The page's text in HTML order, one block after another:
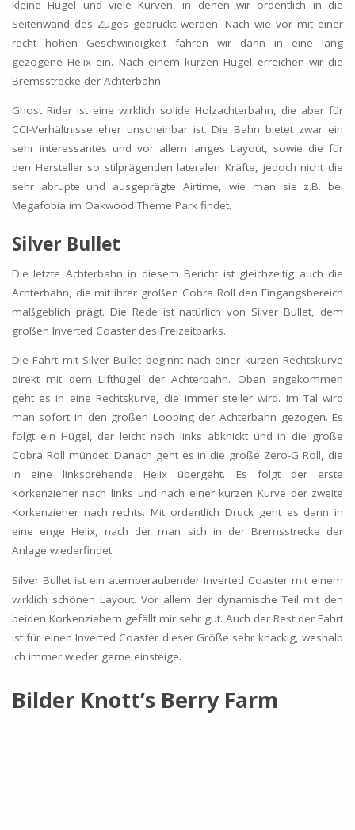
kleine Hügel und viele Kurven, in denen wir ordentlich in die
Seitenwand des Zuges gedrückt werden. Nach wie vor mit einer
recht hohen Geschwindigkeit fahren wir dann in eine lang
gezogene Helix ein. Nach einem kurzen Hügel erreichen wir die
Bremsstrecke der Achterbahn.
Ghost Rider ist eine wirklich solide Holzachterbahn, die aber für
CCI-Verhältnisse eher unscheinbar ist. Die Bahn bietet zwar ein
sehr interessantes und vor allem langes Layout, sowie die für
den Hersteller so stilprägenden lateralen Kräfte, jedoch nicht die
sehr abrupte und ausgeprägte Airtime, wie man sie z.B. bei
Megafobia im Oakwood Theme Park findet.
Silver Bullet
Die letzte Achterbahn in diesem Bericht ist gleichzeitig auch die
Achterbahn, die mit ihrer großen Cobra Roll den Eingangsbereich
maßgeblich prägt. Die Rede ist natürlich von Silver Bullet, dem
großen Inverted Coaster des Freizeitparks.
Die Fahrt mit Silver Bullet beginnt nach einer kurzen Rechtskurve
direkt mit dem Lifthügel der Achterbahn. Oben angekommen
geht es in eine Rechtskurve, die immer steiler wird. Im Tal wird
man sofort in den großen Looping der Achterbahn gezogen. Es
folgt ein Hügel, der leicht nach links abknickt und in die große
Cobra Roll mündet. Danach geht es in die große Zero-G Roll, die
in eine linksdrehende Helix übergeht. Es folgt der erste
Korkenzieher nach links und nach einer kurzen Kurve der zweite
Korkenzieher nach rechts. Mit ordentlich Druck geht es dann in
eine enge Helix, nach der man sich in der Bremsstrecke der
Anlage wiederfindet.
Silver Bullet ist ein atemberaubender Inverted Coaster mit einem
wirklich schönen Layout. Vor allem der dynamische Teil mit den
beiden Korkenziehern gefällt mir sehr gut. Auch der Rest der Fahrt
ist für einen Inverted Coaster dieser Größe sehr knackig, weshalb
ich immer wieder gerne einsteige.
Bilder Knott’s Berry Farm